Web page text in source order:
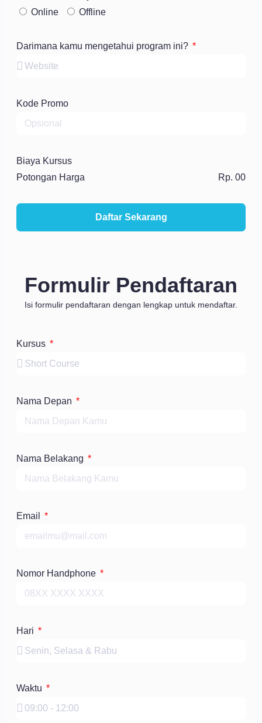
Online
Offline
Darimana kamu mengetahui program ini?
Kode Promo
Biaya Kursus
Potongan Harga
Rp. 00
Daftar Sekarang
Formulir Pendaftaran
Isi formulir pendaftaran dengan lengkap untuk mendaftar.
Kursus
Nama Depan
Nama Belakang
Email
Nomor Handphone
Hari
Waktu